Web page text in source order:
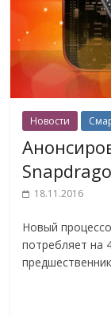
Новости
18.11.2016
Новый
потребляет на